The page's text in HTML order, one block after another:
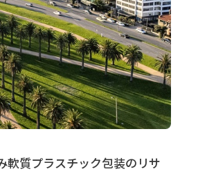
質プラスチック包装のリサ